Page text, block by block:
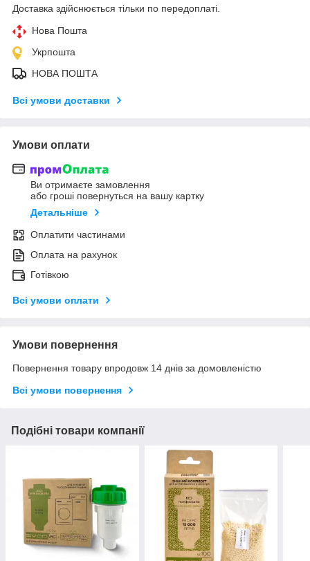
Доставка здійснюється тільки по передоплаті.
Нова Пошта
Укрпошта
НОВА ПОШТА
Всі умови доставки
Умови оплати
Ви отримаєте замовлення
або гроші повернуться на вашу картку
Детальніше
Оплатити частинами
Оплата на рахунок
Готівкою
Всі умови оплати
Умови повернення
Повернення товару впродовж 14 днів за домовленістю
Всі умови повернення
Подібні товари компанії